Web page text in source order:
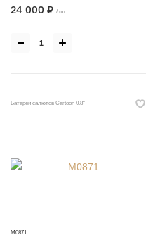
24 000 ₽ / шт.
Батареи салютов Cartoon 0.8"
M0871